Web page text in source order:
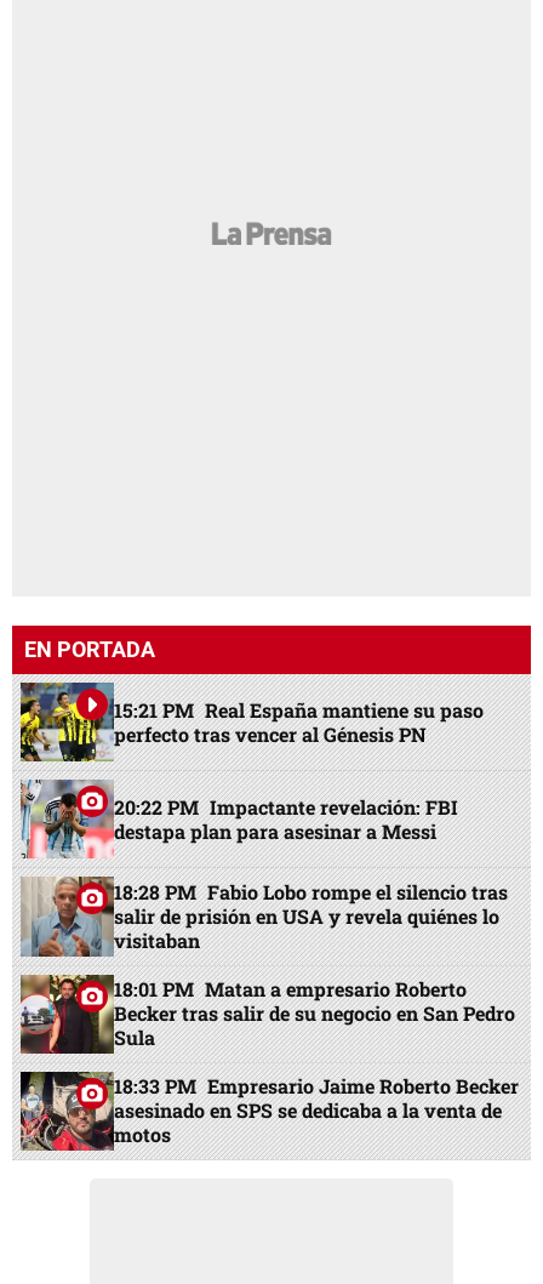
EN PORTADA
15:21 PM Real España mantiene su paso
perfecto tras vencer al Génesis PN
20:22 PM Impactante revelación: FBI
destapa plan para asesinar a Messi
18:28 PM Fabio Lobo rompe el silencio tras
salir de prisión en USA y revela quiénes lo
visitaban
18:01 PM Matan a empresario Roberto
Becker tras salir de su negocio en San Pedro
Sula
18:33 PM Empresario Jaime Roberto Becker
asesinado en SPS se dedicaba a la venta de
motos